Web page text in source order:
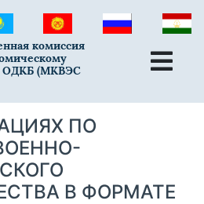
комиссия
ОДКБ (МКВЭС
ПО
В ФОРМАТЕ